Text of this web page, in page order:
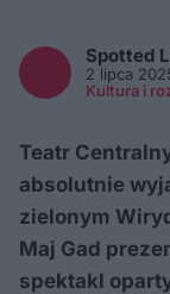
Spotted
2 lipca
Kultura i
Teatr
absolutnie
zielonym
Maj Gad
spektakl